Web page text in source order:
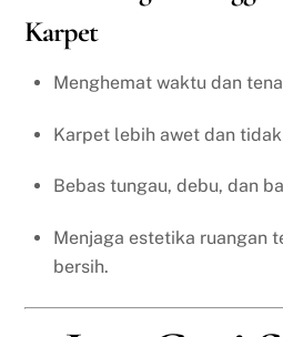
Karpet
Menghemat waktu dan
Karpet lebih awet dan
Bebas tungau, debu, dan
Menjaga estetika ruangan
bersih.